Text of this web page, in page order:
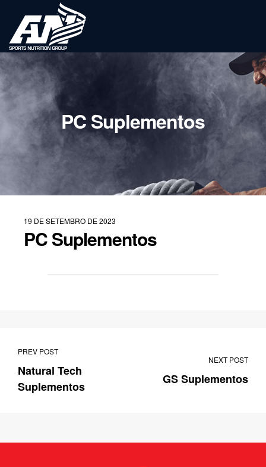
PC Suplementos
19 DE SETEMBRO DE 2023
PC Suplementos
PREV POST
Natural Tech
Suplementos
NEXT POST
GS Suplementos